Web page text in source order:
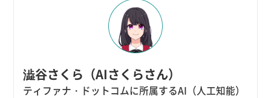
澁谷さくら（AIさくらさん）
ティファナ・ドットコムに所属するAI（人工知能）